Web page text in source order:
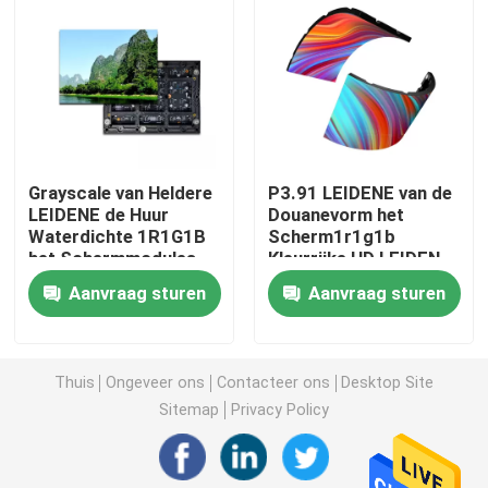
Het creatieve LEIDENE Vertoningsscherm
Het openlucht LEIDENE Vertoningsscherm
Stadion het LEIDENE Scherm
Stadium het LEIDENE Vertoningsscherm
Het gebogen LEIDENE Scherm
LEIDENE het Schermmodules
Grayscale van Heldere
LEIDENE de Huur
Waterdichte 1R1G1B
het Schermmodules
Aanvraag sturen
P3.91 LEIDENE van de
Douanevorm het
Scherm1r1g1b
Kleurrijke HD LEIDEN
Vertoningscomité
60W Aanvraag sturen
Thuis Ongeveer ons Contacteer ons
Desktop Site
Sitemap
Privacy Policy